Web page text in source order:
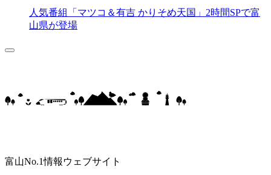
人気番組「マツコ＆有吉 かりそめ天国」2時間SPで富
山県が登場
富山No.1情報ウェブサイト